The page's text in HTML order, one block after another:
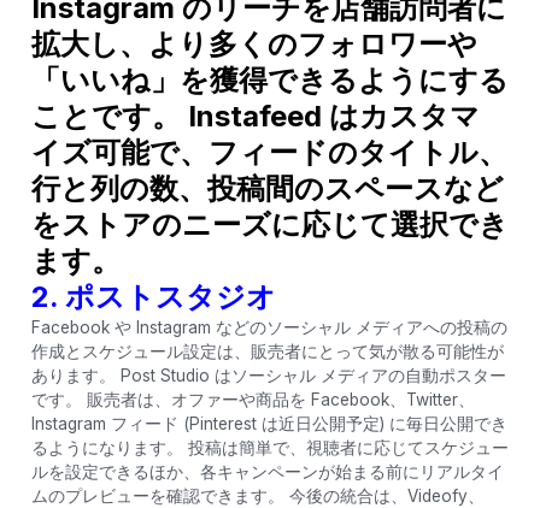
Instagram のリーチを店舗訪問者に
拡大し、より多くのフォロワーや
「いいね」を獲得できるようにする
ことです。 Instafeed はカスタマ
イズ可能で、フィードのタイトル、
行と列の数、投稿間のスペースなど
をストアのニーズに応じて選択でき
ます。
2. ポストスタジオ
Facebook や Instagram などのソーシャル メディアへの投稿の
作成とスケジュール設定は、販売者にとって気が散る可能性が
あります。 Post Studio はソーシャル メディアの自動ポスター
です。 販売者は、オファーや商品を Facebook、Twitter、
Instagram フィード (Pinterest は近日公開予定) に毎日公開でき
るようになります。 投稿は簡単で、視聴者に応じてスケジュー
ルを設定できるほか、各キャンペーンが始まる前にリアルタイ
ムのプレビューを確認できます。 今後の統合は、Videofy、